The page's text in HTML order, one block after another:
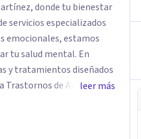
donde tu bienestar
servicios especializados
emocionales, estamos
salud mental. En
y tratamientos diseñados
Trastornos de Ansiedad y
y la depresión,
recuperar tu bienestar
leer más